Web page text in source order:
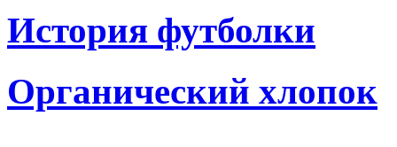
История футболки
Органический хлопок